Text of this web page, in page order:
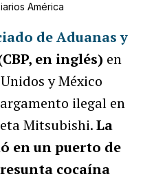
América
de Aduanas y
en inglés) en
y México
ilegal en
Mitsubishi.La
en un puerto de
cocaína